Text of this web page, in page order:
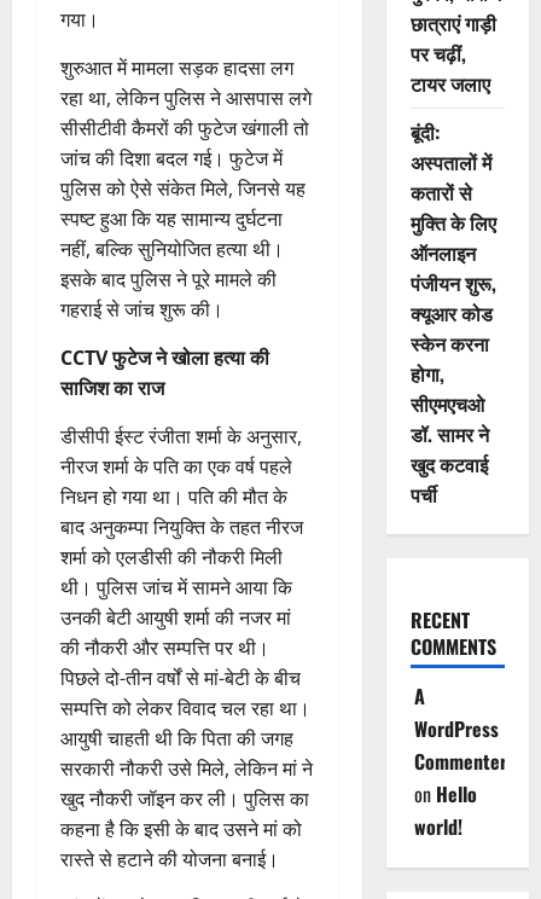
गया।
शुरुआत में मामला सड़क हादसा लग
रहा था, लेकिन पुलिस ने आसपास लगे
सीसीटीवी कैमरों की फुटेज खंगाली तो
जांच की दिशा बदल गई।‌ फुटेज में
पुलिस को ऐसे संकेत मिले, जिनसे यह
स्पष्ट हुआ कि यह सामान्य दुर्घटना
नहीं, बल्कि सुनियोजित हत्या थी।
इसके बाद पुलिस ने पूरे मामले की
गहराई से जांच शुरू की।
CCTV फुटेज ने खोला हत्या की
साजिश का राज
डीसीपी ईस्ट रंजीता शर्मा के अनुसार,
नीरज शर्मा के पति का एक वर्ष पहले
निधन हो गया था। पति की मौत के
बाद अनुकम्पा नियुक्ति के तहत नीरज
शर्मा को एलडीसी की नौकरी मिली
थी। पुलिस जांच में सामने आया कि
उनकी बेटी आयुषी शर्मा की नजर मां
की नौकरी और सम्पत्ति पर थी।
पिछले दो-तीन वर्षों से मां-बेटी के बीच
सम्पत्ति को लेकर विवाद चल रहा था।‌
आयुषी चाहती थी कि पिता की जगह
सरकारी नौकरी उसे मिले, लेकिन मां ने
खुद नौकरी जॉइन कर ली। पुलिस का
कहना है कि इसी के बाद उसने मां को
रास्ते से हटाने की योजना बनाई।
छात्राएं गाड़ी
पर चढ़ीं,
टायर जलाए
बूंदी:
अस्पतालों में
कतारों से
मुक्ति के लिए
ऑनलाइन
पंजीयन शुरू,
क्यूआर कोड
स्केन करना
होगा,
सीएमएचओ
डॉ. सामर ने
खुद कटवाई
पर्ची
RECENT
COMMENTS
A
WordPress
Commenter
on Hello
world!